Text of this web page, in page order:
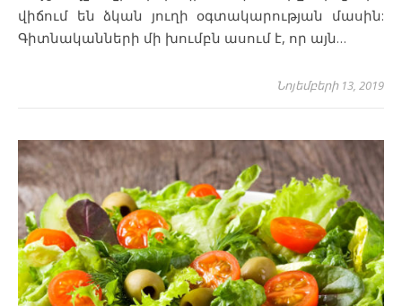
վիճում են ձկան յուղի օգտակարության մասին:
Գիտնականների մի խումբն ասում է, որ այն…
Նոյեմբերի 13, 2019